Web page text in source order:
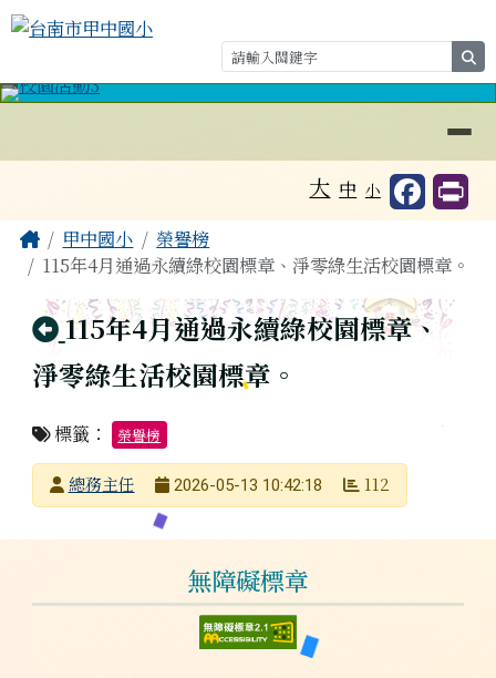
跳至主內容區
台南市甲中國小
⏸
大 中 小
主內容區域
Home甲中國小
榮譽榜
115年4月通過永續綠校園標章、淨零綠生活校園標章。
回上頁
115年4月通過永續綠校園標章、
淨零綠生活校園標章。
標籤： 榮譽榜
發布者總務主任
2026-05-13 10:42:18 112
無障礙標章
頁尾區域